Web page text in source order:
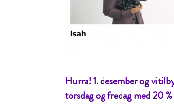
Hurra! 1. desember og vi
torsdag og fredag med 20